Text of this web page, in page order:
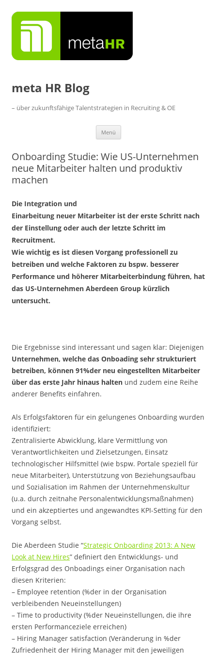
Inhalt
springen
meta HR Blog
– über zukunftsfähige Talentstrategien in Recruiting & OE
Menü
Onboarding Studie: Wie US-Unternehmen
neue Mitarbeiter halten und produktiv
machen
Die Integration und
Einarbeitung neuer Mitarbeiter ist der erste Schritt nach
der Einstellung oder auch der letzte Schritt im
Recruitment.
Wie wichtig es ist diesen Vorgang professionell zu
betreiben und welche Faktoren zu bspw. besserer
Performance und höherer Mitarbeiterbindung führen, hat
das US-Unternehmen Aberdeen Group kürzlich
untersucht.
Die Ergebnisse sind interessant und sagen klar: Diejenigen
Unternehmen, welche das Onboading sehr strukturiert
betreiben, können 91%der neu eingestellten Mitarbeiter
über das erste Jahr hinaus halten und zudem eine Reihe
anderer Benefits einfahren.
Als Erfolgsfaktoren für ein gelungenes Onboarding wurden
identifiziert:
Zentralisierte Abwicklung, klare Vermittlung von
Verantwortlichkeiten und Zielsetzungen, Einsatz
technologischer Hilfsmittel (wie bspw. Portale speziell für
neue Mitarbeiter), Unterstützung von Beziehungsaufbau
und Sozialisation im Rahmen der Unternehmenskultur
(u.a. durch zeitnahe Personalentwicklungsmaßnahmen)
und ein akzeptiertes und angewandtes KPI-Setting für den
Vorgang selbst.
Die Aberdeen Studie “Strategic Onboarding 2013: A New
Look at New Hires” definiert den Entwicklungs- und
Erfolgsgrad des Onboadings einer Organisation nach
diesen Kriterien:
– Employee retention (%der in der Organisation
verbleibenden Neueinstellungen)
– Time to productivity (%der Neueinstellungen, die ihre
ersten Performanceziele erreichen)
– Hiring Manager satisfaction (Veränderung in %der
Zufriedenheit der Hiring Manager mit den jeweiligen